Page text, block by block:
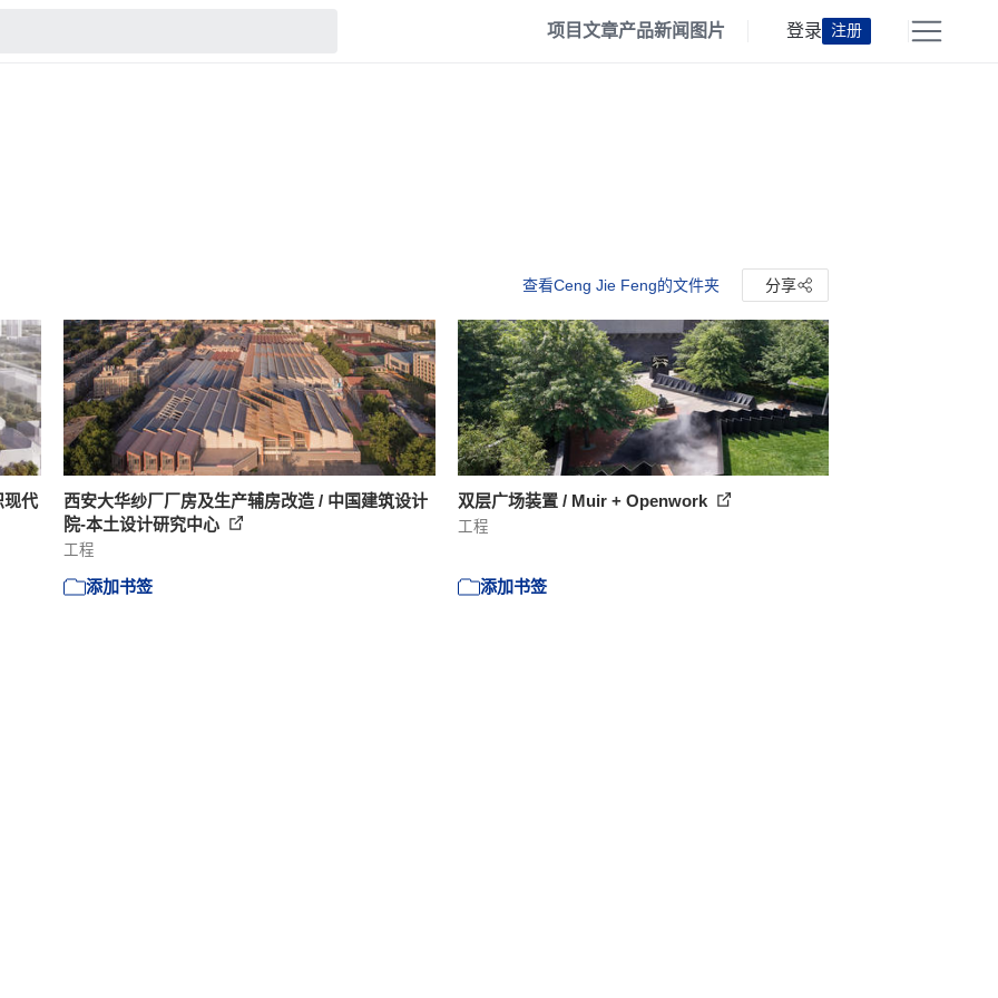
项目文章产品新闻 图片 登录 注册
查看Ceng Jie Feng的文件夹 分享
现代
西安大华纱厂厂房及生产辅房改造 / 中国建筑设计
院-本土设计研究中心
工程
添加书签
双层广场装置 / Muir + Openwork
工程
添加书签